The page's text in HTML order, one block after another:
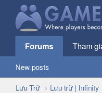
Forums Tham
New posts
Lưu Trữ Lưu trữ | Infinity